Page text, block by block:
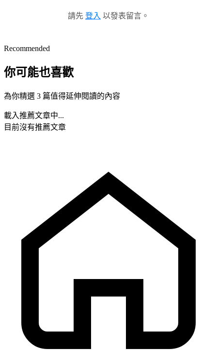
請先 登入 以發表留言。
Recommended
你可能也喜歡
為你精選 3 篇值得延伸閱讀的內容
載入推薦文章中...
目前沒有推薦文章